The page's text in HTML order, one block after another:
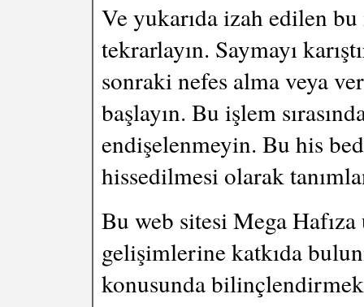
Ve yukarıda izah edilen
tekrarlayın. Saymayı
sonraki nefes alma veya
başlayın. Bu işlem
endişelenmeyin. Bu his
hissedilmesi olarak
Bu web sitesi Mega
gelişimlerine katkıda
konusunda bilinçlendirmek